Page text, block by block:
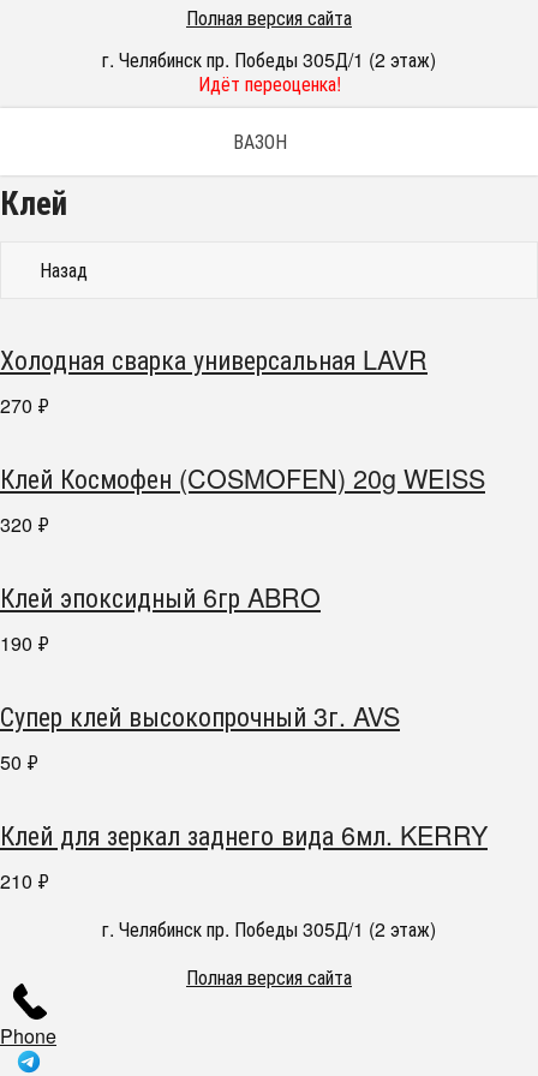
Полная версия сайта
г. Челябинск пр. Победы 305Д/1 (2 этаж)
Идёт переоценка!
ВАЗОН
Клей
Назад
Холодная сварка универсальная LAVR
270 ₽
Клей Космофен (COSMOFEN) 20g WEISS
320 ₽
Клей эпоксидный 6гр ABRO
190 ₽
Супер клей высокопрочный 3г. AVS
50 ₽
Клей для зеркал заднего вида 6мл. KERRY
210 ₽
г. Челябинск пр. Победы 305Д/1 (2 этаж)
Полная версия сайта
Phone